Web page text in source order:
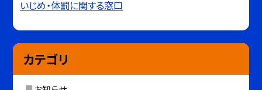
いじめ・体罰に関する窓口
カテゴリ